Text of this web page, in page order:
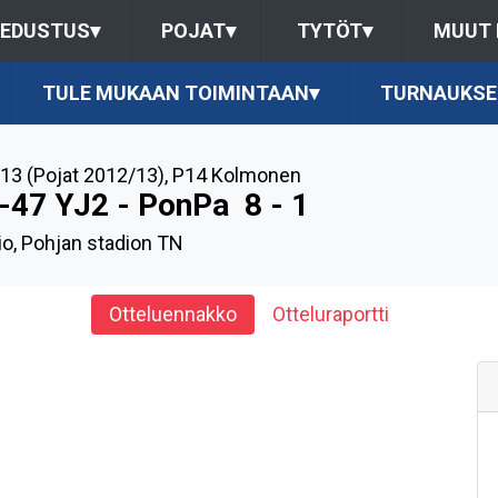
EDUSTUS▾ POJAT▾ TYTÖT▾ MUUT
TULE MUKAAN TOIMINTAAN▾
(Pojat 2012/13), P14 Kolmonen
47 YJ2 - PonPa 8 - 1
Pohjan stadion TN
Otteluennakko Otteluraportti